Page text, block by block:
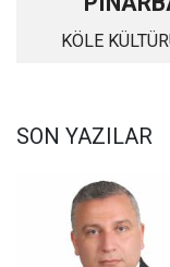
KÖLE
SON YAZILAR